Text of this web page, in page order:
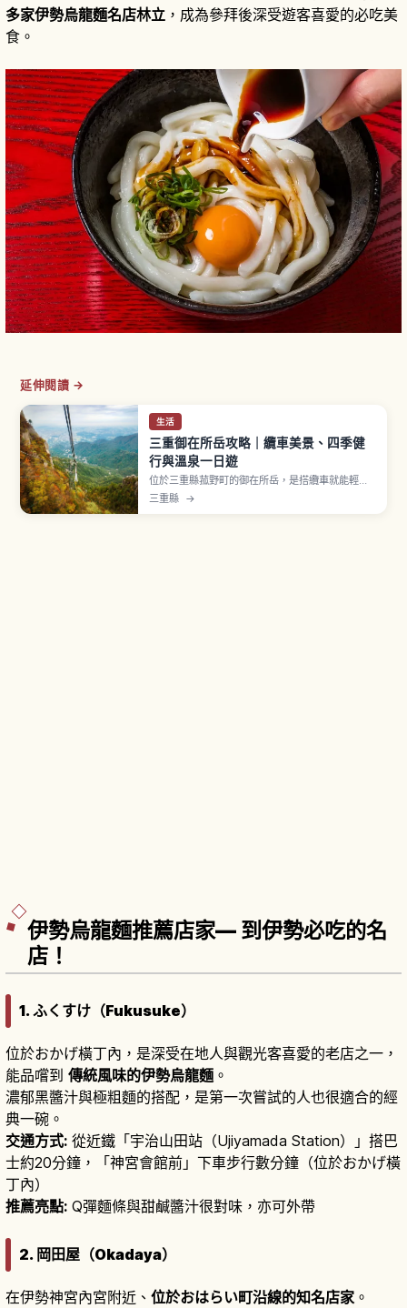
多家伊勢烏龍麵名店林立 ，成為參拜後深受遊客喜愛的必吃美
食。
延伸閱讀 →
生活
三重御在所岳攻略｜纜車美景、四季健
行與溫泉一日遊
位於三重縣菰野町的御在所岳，是搭纜車就能輕鬆
登頂的熱門景觀山。文章介紹春季新綠、秋季楓
三重縣 →
伊勢烏龍麵推薦店家— 到伊勢必吃的名
店！
1. ふくすけ（Fukusuke）
位於おかげ橫丁內，是深受在地人與觀光客喜愛的老店之一，
能品嚐到 傳統風味的伊勢烏龍麵 。
濃郁黑醬汁與極粗麵的搭配，是第一次嘗試的人也很適合的經
典一碗。
交通方式: 從近鐵「宇治山田站（Ujiyamada Station）」搭巴
士約20分鐘，「神宮會館前」下車步行數分鐘（位於おかげ橫
丁內）
推薦亮點: Q彈麵條與甜鹹醬汁很對味，亦可外帶
2. 岡田屋（Okadaya）
在伊勢神宮內宮附近、 位於おはらい町沿線的知名店家 。